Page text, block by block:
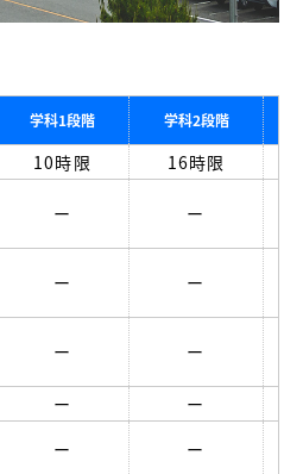
学科1段階 学科2段階
10時限 16時限
ー ー
ー ー
ー ー
ー ー
ー ー